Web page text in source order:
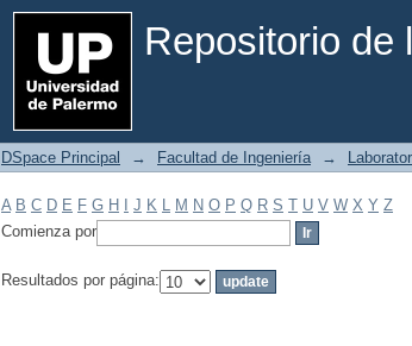
Repositorio de
Filtrar por: Materia
DSpace Principal → Facultad de Ingeniería →
A B C D E F G H J K L M N O P Q R S T U V W X Y Z
Comienza por
Resultados por página: